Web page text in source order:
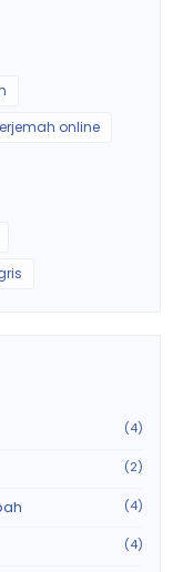
online
(4)
(2)
(4)
(4)